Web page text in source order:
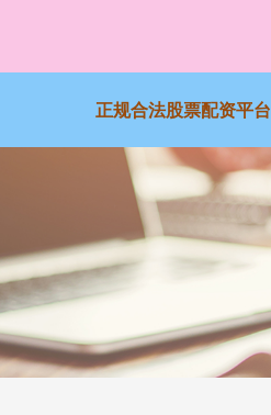
正规合法股票配资平台